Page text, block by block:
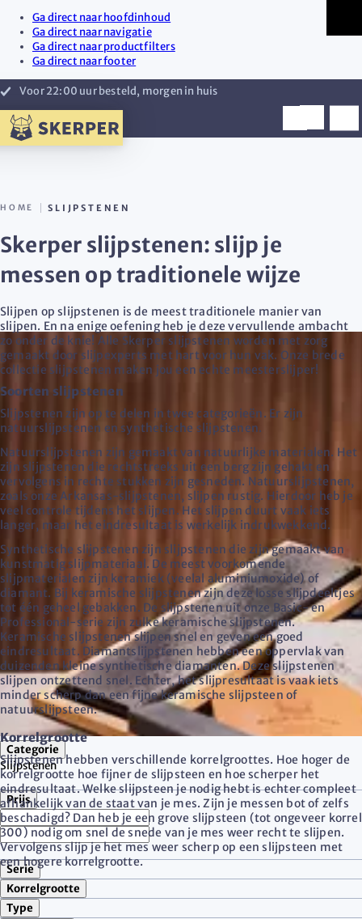
Ga direct naar hoofdinhoud
Ga direct naar navigatie
Ga direct naar productfilters
Ga direct naar footer
Voor 22:00 uur besteld, morgen in huis
HOME SLIJPSTENEN
Skerper slijpstenen: slijp je
messen op traditionele wijze
Slijpen op slijpstenen is de meest traditionele manier van
slijpen. En na enige oefening heb je deze vervullende ambacht
zo onder de knie! Alle Skerper slijpstenen worden met zorg
gemaakt door slijpexperts met hart voor hun vak. Onze brede
collectie slijpstenen maken jou een echte meesterslijper!
Soorten slijpstenen
Slijpstenen zijn op te delen in twee categorieën. Er zijn
natuurslijpstenen en synthetische slijpstenen.
Natuurslijpstenen zijn gemaakt van natuurlijke materialen. Het
zijn slijpstenen die rechtstreeks uit een berg zijn gehakt en
vervolgens in rechte stukken zijn gesneden. Natuurslijpstenen,
zoals onze Arkansas-slijpstenen, slijpen rustig. Hierdoor heb je
veel controle tijdens het slijpen. Het slijpen duurt vaak iets
langer, maar het eindresultaat is werkelijk indrukwekkend.
Synthetische slijpstenen zijn slijpstenen die zijn gemaakt van
kunstmatig slijpmateriaal. De meest voorkomende
slijpmaterialen zijn keramiek (veelal aluminiumoxide) of
diamant. Bij keramische slijpstenen zijn deze losse slijpdeeltjes
tot één geheel gebakken. De slijpstenen uit onze Basic- en
Professional-serie zijn zulke keramische slijpstenen.
Keramische slijpstenen slijpen snel en geven een goed
eindresultaat. Diamantslijpstenen hebben een oppervlak van
duizenden kleine synthetische diamanten. Deze slijpstenen
slijpen ontzettend snel. Echter, het slijpresultaat is vaak iets
minder scherp dan een fijne keramische slijpsteen of
natuurslijpsteen.
Korrelgrootte
Slijpstenen hebben verschillende korrelgroottes. Hoe hoger de
korrelgrootte hoe fijner de slijpsteen en hoe scherper het
eindresultaat. Welke slijpsteen je nodig hebt is echter compleet
afhankelijk van de staat van je mes. Zijn je messen bot of zelfs
beschadigd? Dan heb je een grove slijpsteen (tot ongeveer korrel
300) nodig om snel de snede van je mes weer recht te slijpen.
Vervolgens slijp je het mes weer scherp op een slijpsteen met
een hogere korrelgrootte.
Categorie
Slijpstenen
Prijs
Serie
Korrelgrootte
Type